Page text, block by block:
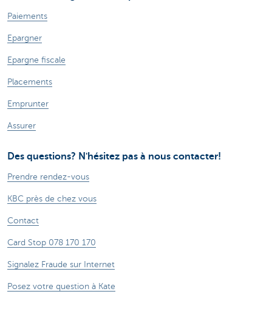
Paiements
Epargner
Epargne fiscale
Placements
Emprunter
Assurer
Des questions? N'hésitez pas à nous contacter!
Prendre rendez-vous
KBC près de chez vous
Contact
Card Stop 078 170 170
Signalez Fraude sur Internet
Posez votre question à Kate